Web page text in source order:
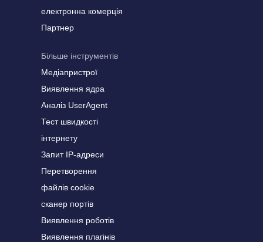
електронна комерція
Партнер
Більше інструментів
Медіапристрої
Виявлення ядра
Аналіз UserAgent
Тест швидкості
інтернету
Запит IP-адреси
Перетворення
файлів cookie
сканер портів
Виявлення роботів
Виявлення плагінів